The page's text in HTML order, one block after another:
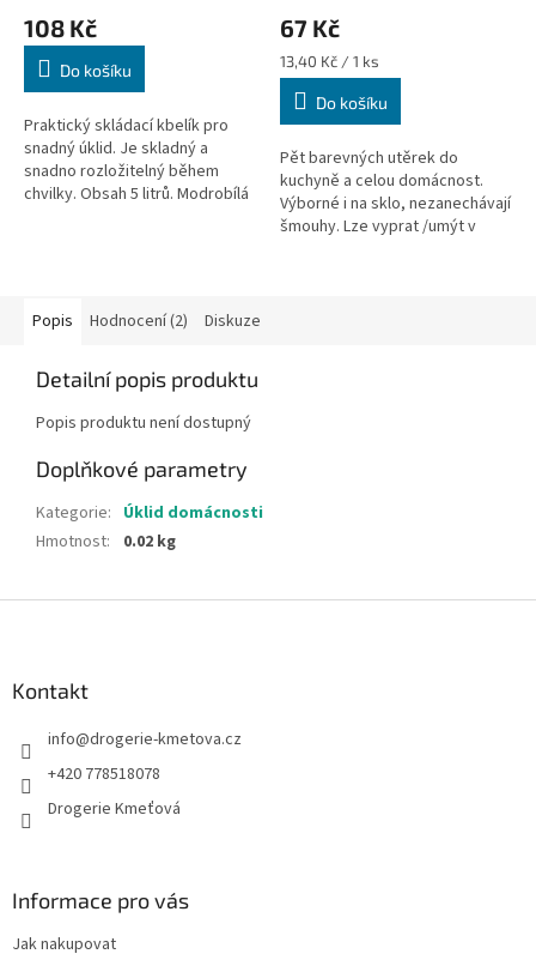
108 Kč
Do košíku
Praktický skládací kbelík pro
snadný úklid. Je skladný a
snadno rozložitelný během
chvilky. Obsah 5 litrů. Modrobílá
67 Kč
Měrná
cena:
13,40 Kč / 1 ks
Do košíku
Pět barevných utěrek do
kuchyně a celou domácnost.
Výborné i na sklo, nezanechávají
šmouhy. Lze vyprat /umýt v
Popis Hodnocení (2) Diskuze
Detailní popis produktu
Popis produktu není dostupný
Doplňkové parametry
Kategorie: Úklid domácnosti
Hmotnost: 0.02 kg
Kontakt
info@drogerie-kmetova.cz
+420 778518078
Drogerie Kmeťová
Informace pro vás
Jak nakupovat